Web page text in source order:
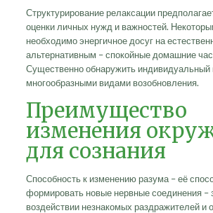
Структурирование релаксации
оценки личных нужд и важностей.
необходимо энергичное досуг на
альтернативным – спокойные домашние
Существенно обнаружить
многообразными видами возобновления.
Преимущество
изменения
для сознания
Способность к изменению разума – её
формировать новые нервные соединения –
воздействии незнакомых раздражителей и